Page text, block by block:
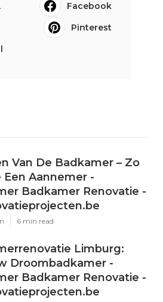
Facebook
Pinterest
Van De Badkamer – Zo
Een Aannemer -
Badkamer Renovatie -
6 min read
Limburg:
Droombadkamer -
Badkamer Renovatie -